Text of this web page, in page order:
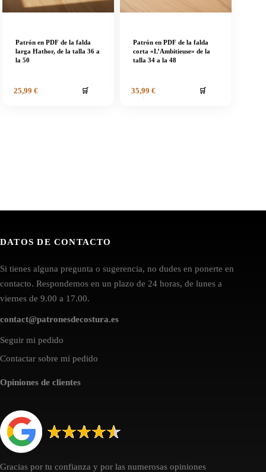
Patrón en PDF de la falda
larga Hathor, de la talla 36 a
la 50
25,99 € 🛒
Patrón en PDF de la falda
corta «L’Ambitieuse» de la
talla 34 a la 48
35,99 € 🛒
DATOS DE CONTACTO
Si tienes alguna pregunta o sugerencia, no dudes en ponerte en
contacto. Respondemos en un plazo de 24 horas, de lunes a
viernes de 9.00 a 17.00.
contact@patronesdecostura.es
Seguir mi pedido
Contactar sobre mi pedido
Opiniones de clientes
Gracias por tu confianza y por las numerosas opiniones